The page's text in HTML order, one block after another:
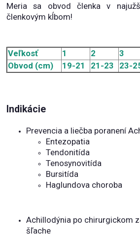
Meria sa obvod členka v
členkovým kĺbom!
Veľkosť 1 2 3
Obvod (cm)
19-21 21-23 23-
Indikácie
Prevencia a liečba poranení
Entezopatia
Tendonitída
Tenosynovitída
Bursitída
Haglundova choroba
Achillodýnia po chirurgickom
šľache